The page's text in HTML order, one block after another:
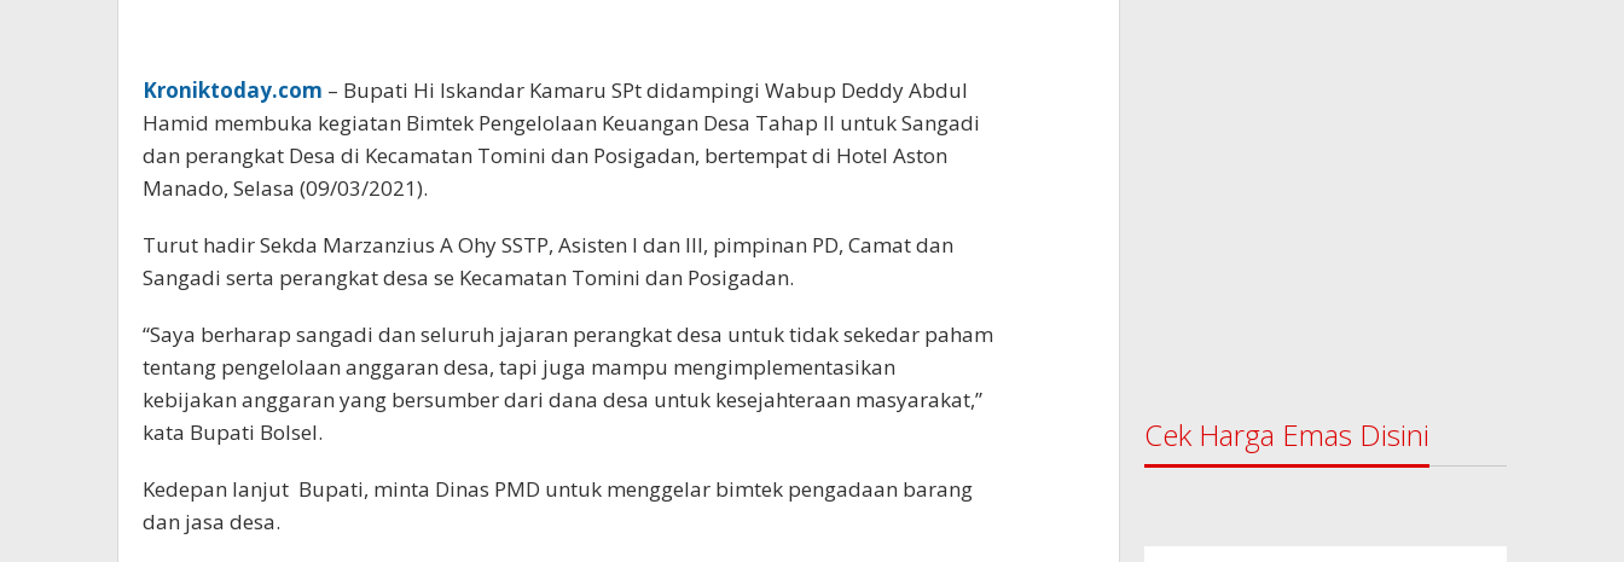
Kroniktoday.com – Bupati Hi Iskandar Kamaru SPt didampingi Wabup Deddy Abdul
Hamid membuka kegiatan Bimtek Pengelolaan Keuangan Desa Tahap ll untuk Sangadi
dan perangkat Desa di Kecamatan Tomini dan Posigadan, bertempat di Hotel Aston
Manado, Selasa (09/03/2021).
Turut hadir Sekda Marzanzius A Ohy SSTP, Asisten I dan III, pimpinan PD, Camat dan
Sangadi serta perangkat desa se Kecamatan Tomini dan Posigadan.
“Saya berharap sangadi dan seluruh jajaran perangkat desa untuk tidak sekedar paham
tentang pengelolaan anggaran desa, tapi juga mampu mengimplementasikan
kebijakan anggaran yang bersumber dari dana desa untuk kesejahteraan masyarakat,”
kata Bupati Bolsel.
Kedepan lanjut Bupati, minta Dinas PMD untuk menggelar bimtek pengadaan barang
dan jasa desa.
Cek Harga Emas Disini